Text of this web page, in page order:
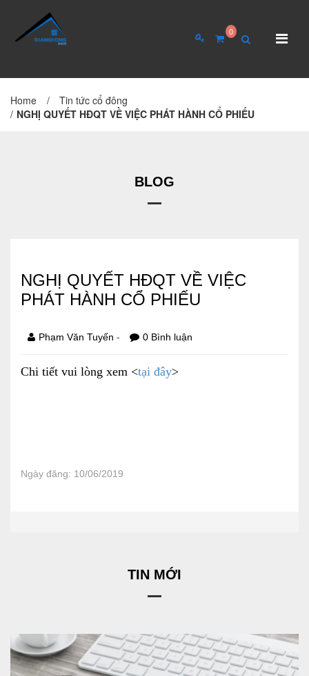
0
TRANG CHỦ
Hồ sơ năng lực
Tin tức cổ đông
Đại hội cổ đông
Dịch vụ xây dựng
Home /
Tin tức cổ đông
/ NGHỊ QUYẾT HĐQT VỀ VIỆC PHÁT HÀNH CỔ PHIẾU
BLOG
NGHỊ QUYẾT HĐQT VỀ VIỆC
PHÁT HÀNH CỔ PHIẾU
Phạm Văn Tuyến - 0 Bình luận
Chi tiết vui lòng xem <tại đây>
Ngày đăng: 10/06/2019
TIN MỚI